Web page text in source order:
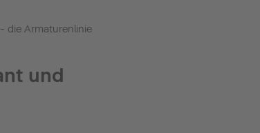
die Armaturenlinie
und